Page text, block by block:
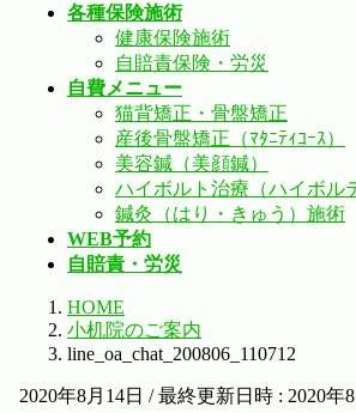
各種保険施術
健康保険施術
自賠責保険・労災
自費メニュー
猫背矯正・骨盤矯正
産後骨盤矯正（ﾏﾀﾆﾃｨｺｰｽ）
美容鍼（美顔鍼）
ハイボルト治療（ハイボル
鍼灸（はり・きゅう）施術
WEB予約
自賠責・労災
HOME
小机院のご案内
line_oa_chat_200806_110712
2020年8月14日 / 最終更新日時 : 2020年